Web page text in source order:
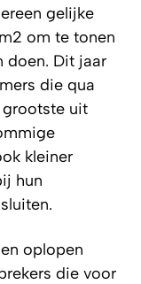
gelijke
om te tonen
doen. Dit jaar
die qua
uit
kleiner
hun
oplopen
die voor